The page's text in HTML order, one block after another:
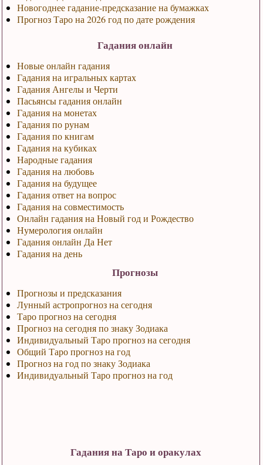
Новогоднее гадание-предсказание на бумажках
Прогноз Таро на 2026 год по дате рождения
Гадания онлайн
Новые онлайн гадания
Гадания на игральных картах
Гадания Ангелы и Черти
Пасьянсы гадания онлайн
Гадания на монетах
Гадания по рунам
Гадания по книгам
Гадания на кубиках
Народные гадания
Гадания на любовь
Гадания на будущее
Гадания ответ на вопрос
Гадания на совместимость
Онлайн гадания на Новый год и Рождество
Нумерология онлайн
Гадания онлайн Да Нет
Гадания на день
Прогнозы
Прогнозы и предсказания
Лунный астропрогноз на сегодня
Таро прогноз на сегодня
Прогноз на сегодня по знаку Зодиака
Индивидуальный Таро прогноз на сегодня
Общий Таро прогноз на год
Прогноз на год по знаку Зодиака
Индивидуальный Таро прогноз на год
Гадания на Таро и оракулах